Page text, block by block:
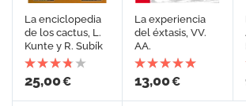
La enciclopedia
de los cactus, L.
Kunte y R. Subík
25,00€
La experiencia
del éxtasis, VV.
AA.
13,00€